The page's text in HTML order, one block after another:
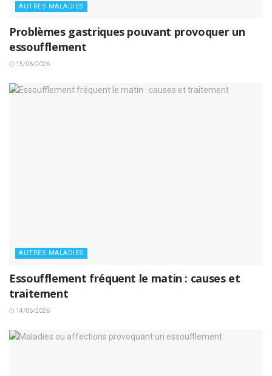
AUTRES MALADIES
Problèmes gastriques pouvant provoquer un
essoufflement
15/06/2026
AUTRES MALADIES
Essoufflement fréquent le matin : causes et
traitement
14/06/2026